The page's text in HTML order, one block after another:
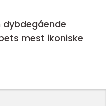
dybdegående
mest ikoniske